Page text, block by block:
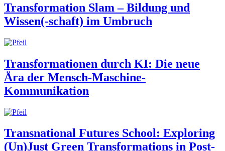
Transformation Slam – Bildung und
Wissen(-schaft) im Umbruch
Transformationen durch KI: Die neue
Ära der Mensch-Maschine-
Kommunikation
Transnational Futures School: Exploring
(Un)Just Green Transformations in Post-